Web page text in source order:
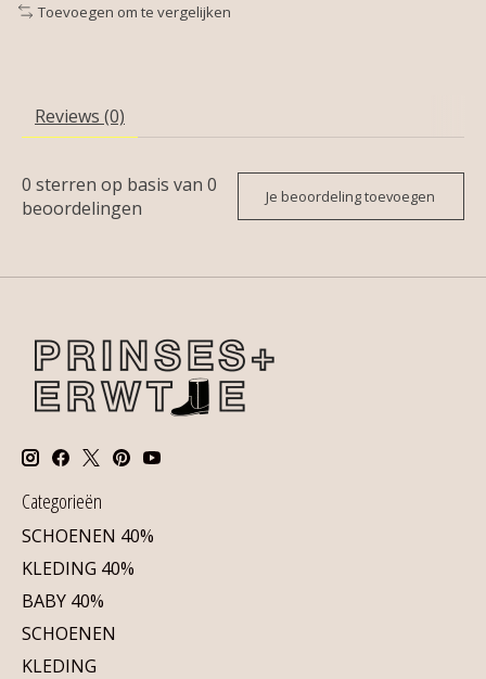
Toevoegen om te vergelijken
Reviews (0)
0 sterren op basis van 0
beoordelingen
Je beoordeling toevoegen
Categorieën
SCHOENEN 40%
KLEDING 40%
BABY 40%
SCHOENEN
KLEDING